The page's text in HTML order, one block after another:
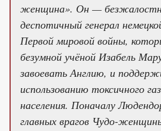
женщина». Он —
деспотичный генерал
Первой мировой войны,
безумной учёной Изабель
завоевать Англию, и
использованию токсичного
населения. Поначалу
главных врагов Чудо-